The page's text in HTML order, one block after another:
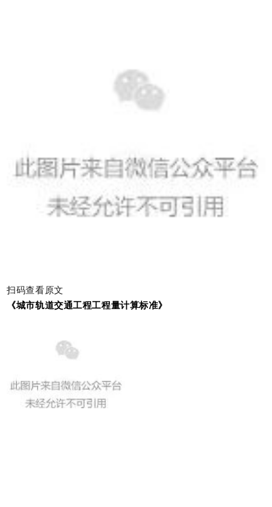
扫码查看原文
《城市轨道交通工程工程量计算标准》